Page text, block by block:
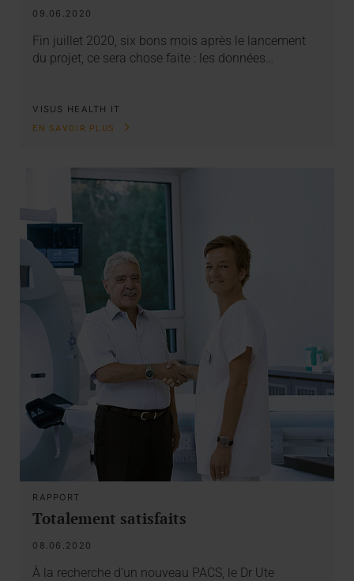
09.06.2020
Fin juillet 2020, six bons mois après le lancement
du projet, ce sera chose faite : les données…
VISUS HEALTH IT
EN SAVOIR PLUS
RAPPORT
Totalement satisfaits
08.06.2020
À la recherche d’un nouveau PACS, le Dr Ute